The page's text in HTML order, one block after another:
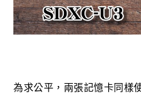
為求公平，兩張記憶卡同樣